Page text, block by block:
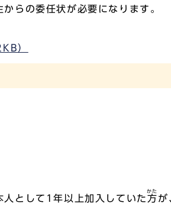
らの委任状が必要になります。
）
として1年以上加入していた方
かた
が